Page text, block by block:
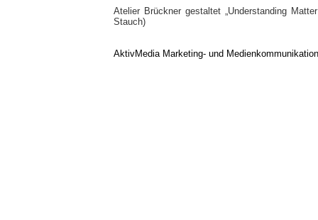
Atelier Brückner gestaltet „Understanding
Stauch)
AktivMedia Marketing- und